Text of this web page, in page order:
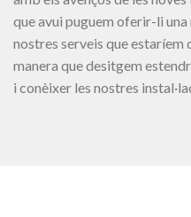
que avui puguem oferir-li
nostres serveis que
manera que desitgem
i conèixer les nostres